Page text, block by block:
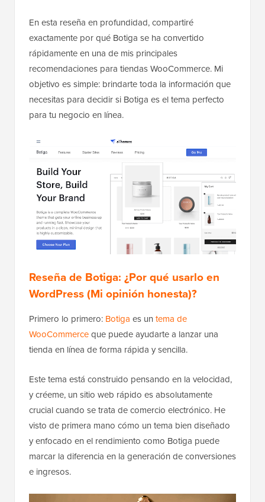
En esta reseña en profundidad, compartiré
exactamente por qué Botiga se ha convertido
rápidamente en una de mis principales
recomendaciones para tiendas WooCommerce. Mi
objetivo es simple: brindarte toda la información que
necesitas para decidir si Botiga es el tema perfecto
para tu negocio en línea.
Reseña de Botiga: ¿Por qué usarlo en
WordPress (Mi opinión honesta)?
Primero lo primero: Botiga es un tema de
WooCommerceque puede ayudarte a lanzar una
tienda en línea de forma rápida y sencilla.
Este tema está construido pensando en la velocidad,
y créeme, un sitio web rápido es absolutamente
crucial cuando se trata de comercio electrónico. He
visto de primera mano cómo un tema bien diseñado
y enfocado en el rendimiento como Botiga puede
marcar la diferencia en la generación de conversiones
e ingresos.